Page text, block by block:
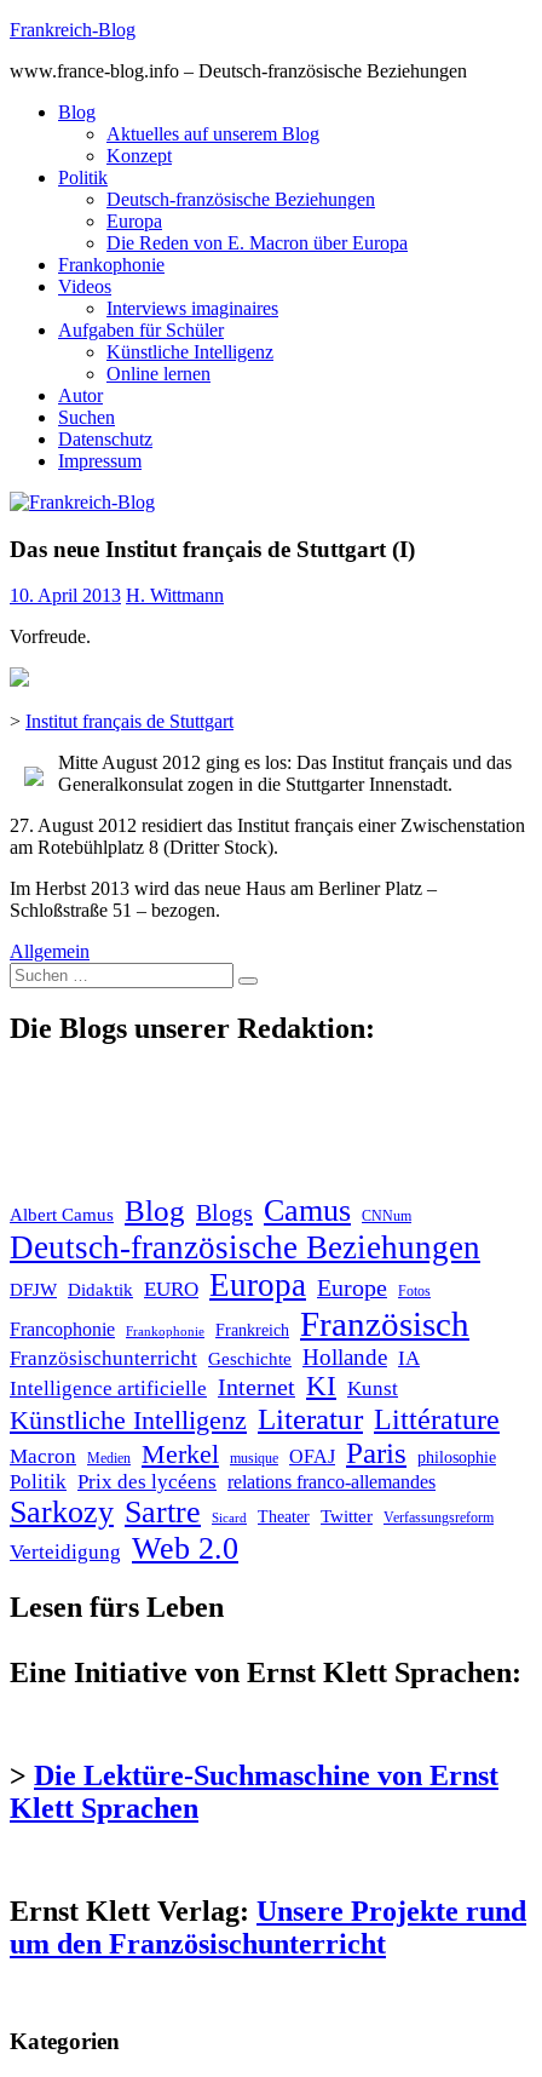
Skip
content
Frankreich-Blog
www.france-blog.info – Deutsch-französische Beziehungen
Blog
Aktuelles auf unserem Blog
Konzept
Politik
Deutsch-französische Beziehungen
Europa
Die Reden von E. Macron über Europa
Frankophonie
Videos
Interviews imaginaires
Aufgaben für Schüler
Künstliche Intelligenz
Online lernen
Autor
Suchen
Datenschutz
Impressum
Das neue Institut français de Stuttgart (I)
10. April 2013 H. Wittmann
Vorfreude.
> Institut français de Stuttgart
Mitte August 2012 ging es los: Das Institut français und das
Generalkonsulat zogen in die Stuttgarter Innenstadt.
27. August 2012 residiert das Institut français einer Zwischenstation
am Rotebühlplatz 8 (Dritter Stock).
Im Herbst 2013 wird das neue Haus am Berliner Platz –
Schloßstraße 51 – bezogen.
Allgemein
Suche
nach:
Die Blogs unserer Redaktion:
Albert Camus Blog Blogs Camus CNNum
Deutsch-französische Beziehungen
DFJW Didaktik EURO Europa Europe Fotos
Francophonie Frankophonie Frankreich Französisch
Französischunterricht Geschichte Hollande IA
Intelligence artificielle Internet KI Kunst
Künstliche Intelligenz Literatur Littérature
Macron Medien Merkel musique OFAJ Paris philosophie
Politik Prix des lycéens relations franco-allemandes
Sarkozy Sartre Sicard Theater Twitter Verfassungsreform
Verteidigung Web 2.0
Lesen fürs Leben
Eine Initiative von Ernst Klett Sprachen:
> Die Lektüre-Suchmaschine von Ernst
Klett Sprachen
Ernst Klett Verlag: Unsere Projekte rund
um den Französischunterricht
Kategorien